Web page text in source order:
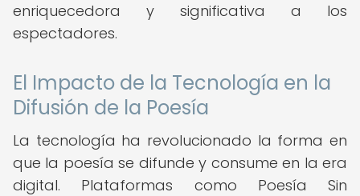
enriquecedora y significativa a los
espectadores.
El Impacto de la Tecnología en la
Difusión de la Poesía
La tecnología ha revolucionado la forma en
que la poesía se difunde y consume en la era
digital. Plataformas como Poesía Sin